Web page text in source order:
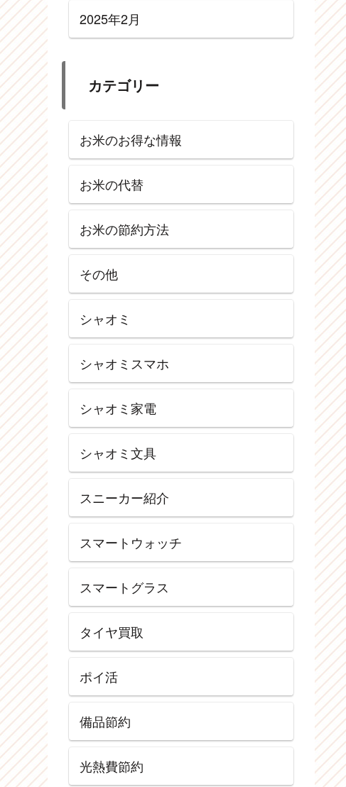
2025年2月
カテゴリー
お米のお得な情報
お米の代替
お米の節約方法
その他
シャオミ
シャオミスマホ
シャオミ家電
シャオミ文具
スニーカー紹介
スマートウォッチ
スマートグラス
タイヤ買取
ポイ活
備品節約
光熱費節約